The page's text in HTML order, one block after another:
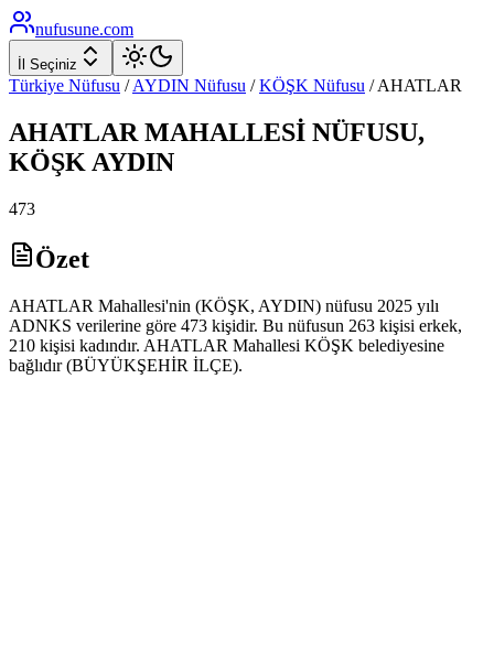
nufusune.com
İl Seçiniz
Türkiye Nüfusu / AYDIN Nüfusu / KÖŞK Nüfusu /AHATLAR
AHATLAR MAHALLESİ NÜFUSU,
KÖŞK AYDIN
473
Özet
AHATLAR Mahallesi'nin (KÖŞK, AYDIN) nüfusu 2025 yılı
ADNKS verilerine göre 473 kişidir. Bu nüfusun 263 kişisi erkek,
210 kişisi kadındır. AHATLAR Mahallesi KÖŞK belediyesine
bağlıdır (BÜYÜKŞEHİR İLÇE).